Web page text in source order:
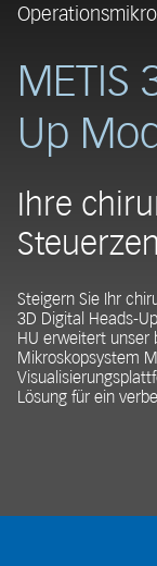
METIS
Up
Ihre
Steigern Sie Ihr
3D Digital Heads-
HU erweitert unser
Mikroskopsystem
Lösung für ein